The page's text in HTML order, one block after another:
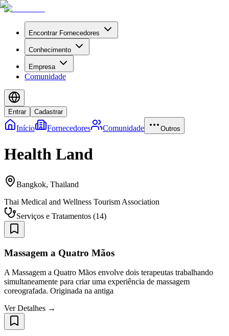
Encontrar Fornecedores
Conhecimento
Empresa
Comunidade
Entrar Cadastrar
Início Fornecedores Comunidade Outros
Health Land
Bangkok, Thailand
Thai Medical and Wellness Tourism Association
Serviços e Tratamentos (14)
Massagem a Quatro Mãos
A Massagem a Quatro Mãos envolve dois terapeutas trabalhando
simultaneamente para criar uma experiência de massagem
coreografada. Originada na antiga
Ver Detalhes →